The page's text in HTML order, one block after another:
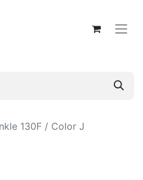
130F / Color J